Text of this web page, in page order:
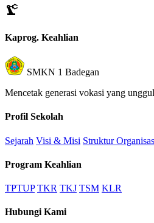
precision_manufacturing
Kaprog. Keahlian
SMKN 1 Badegan
Mencetak generasi vokasi yang
Profil Sekolah
Sejarah Visi & Misi Struktur
Program Keahlian
TPTUP TKR TKJ TSM KLR
Hubungi Kami